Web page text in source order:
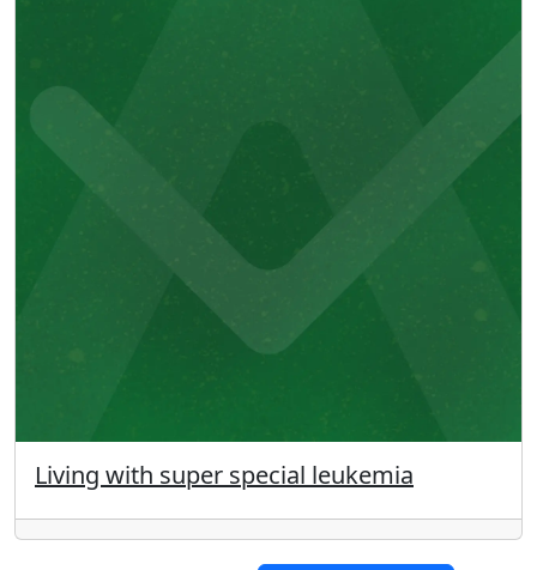
Living with super special leukemia